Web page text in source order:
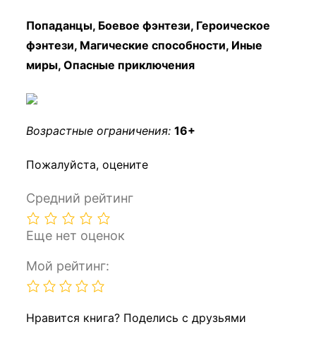
Попаданцы, Боевое фэнтези, Героическое
фэнтези, Магические способности, Иные
миры, Опасные приключения
Возрастные ограничения:16+
Пожалуйста, оцените
Средний рейтинг
Еще нет оценок
Мой рейтинг:
Нравится книга? Поделись с друзьями